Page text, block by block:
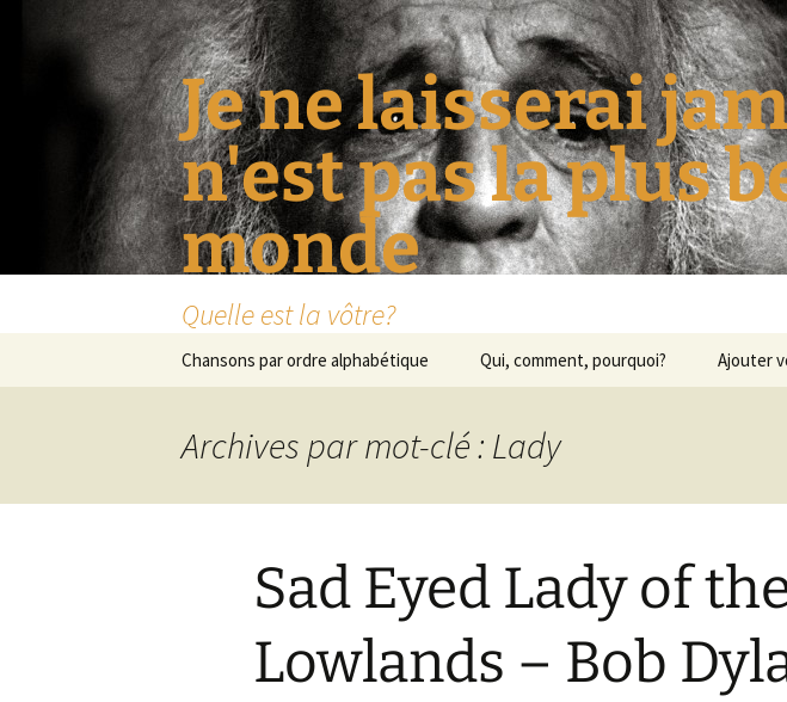
Je ne laisserai
n'est pas la plus
monde
Quelle est la vôtre?
Chansons par ordre alphabétique Qui, comment, pourquoi? Ajouter
Archives par mot-clé : Lady
Sad Eyed Lady of
Lowlands – Bob